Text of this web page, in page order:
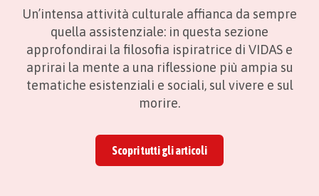
Un’intensa attività culturale affianca da sempre
quella assistenziale: in questa sezione
approfondirai la filosofia ispiratrice di VIDAS e
aprirai la mente a una riflessione più ampia su
tematiche esistenziali e sociali, sul vivere e sul
morire.
Scopri tutti gli articoli